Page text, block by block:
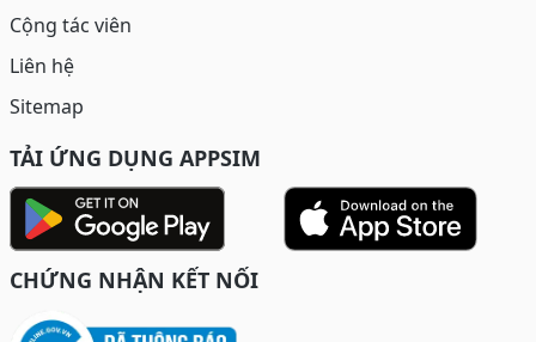
Cộng tác viên
Liên hệ
Sitemap
TẢI ỨNG DỤNG APPSIM
CHỨNG NHẬN KẾT NỐI